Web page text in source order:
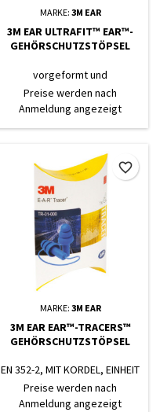
MARKE: 3M EAR
3M EAR ULTRAFIT™ EAR™-
GEHÖRSCHUTZSTÖPSEL
vorgeformt und
lamellenförmig| mit
Vinylkordel
Preise werden nach
Anmeldung angezeigt
MARKE: 3M EAR
3M EAR EAR™-TRACERS™
GEHÖRSCHUTZSTÖPSEL
EN 352-2, MIT KORDEL, EINHEIT
1 PAAR
Preise werden nach
Anmeldung angezeigt
favorite_border